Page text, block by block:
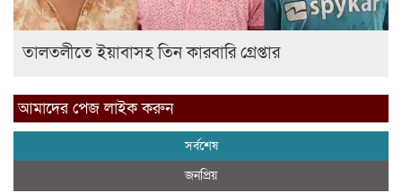
তালতলীতে ইয়াবাসহ তিন কারবারি গ্রেপ্তার
আমাদের পেজ লাইক করুন
সর্বশেষ
জনপ্রিয়